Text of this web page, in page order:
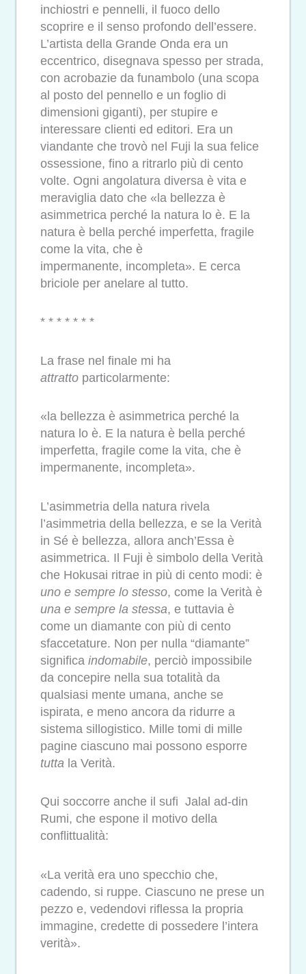
inchiostri e pennelli, il fuoco dello
scoprire e il senso profondo dell’essere.
L’artista della Grande Onda era un
eccentrico, disegnava spesso per strada,
con acrobazie da funambolo (una scopa
al posto del pennello e un foglio di
dimensioni giganti), per stupire e
interessare clienti ed editori. Era un
viandante che trovò nel Fuji la sua felice
ossessione, fino a ritrarlo più di cento
volte. Ogni angolatura diversa è vita e
meraviglia dato che «la bellezza è
asimmetrica perché la natura lo è. E la
natura è bella perché imperfetta, fragile
come la vita, che è
impermanente, incompleta». E cerca
briciole per anelare al tutto.
* * * * * * *
La frase nel finale mi ha
attratto particolarmente:
«la bellezza è asimmetrica perché la
natura lo è. E la natura è bella perché
imperfetta, fragile come la vita, che è
impermanente, incompleta».
L’asimmetria della natura rivela
l’asimmetria della bellezza, e se la Verità
in Sé è bellezza, allora anch’Essa è
asimmetrica. Il Fuji è simbolo della Verità
che Hokusai ritrae in più di cento modi: è
uno e sempre lo stesso, come la Verità è
una e sempre la stessa, e tuttavia è
come un diamante con più di cento
sfaccetature. Non per nulla “diamante”
significa indomabile, perciò impossibile
da concepire nella sua totalità da
qualsiasi mente umana, anche se
ispirata, e meno ancora da ridurre a
sistema sillogistico. Mille tomi di mille
pagine ciascuno mai possono esporre
tutta la Verità.
Qui soccorre anche il sufi Jalal ad-din
Rumi, che espone il motivo della
conflittualità:
«La verità era uno specchio che,
cadendo, si ruppe. Ciascuno ne prese un
pezzo e, vedendovi riflessa la propria
immagine, credette di possedere l’intera
verità».